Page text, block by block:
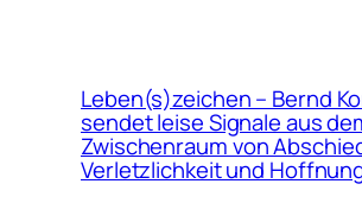
Leben(s)zeichen – Bernd
sendet leise Signale aus
Zwischenraum von
Verletzlichkeit und